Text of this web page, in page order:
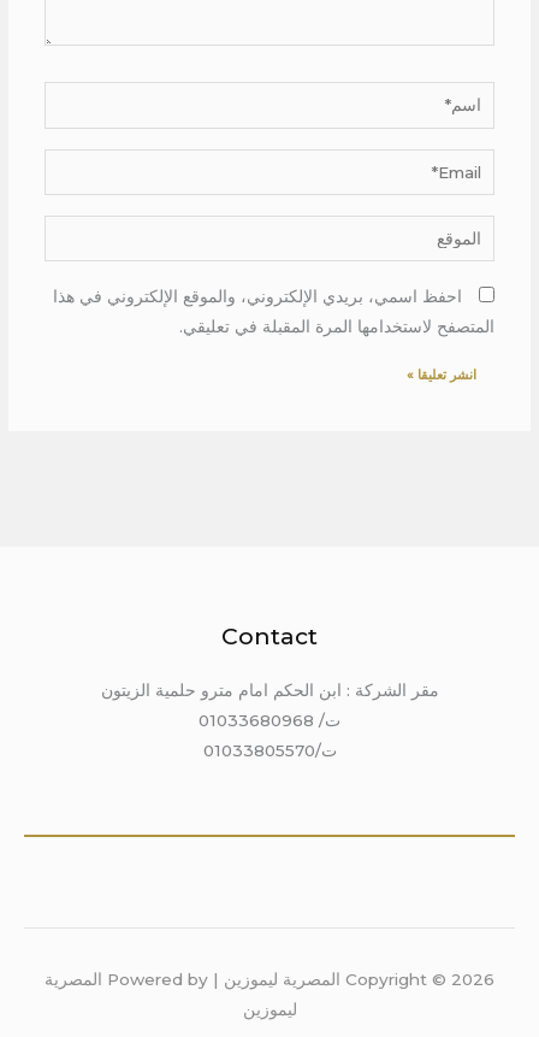
اسم*
Email*
الموقع
احفظ اسمي، بريدي الإلكتروني، والموقع الإلكتروني في هذا
المتصفح لاستخدامها المرة المقبلة في تعليقي.
Contact
مقر الشركة : ابن الحكم امام مترو حلمية الزيتون
ت/ 01033680968
ت/01033805570
Copyright © 2026 المصرية ليموزين | Powered by المصرية
ليموزين